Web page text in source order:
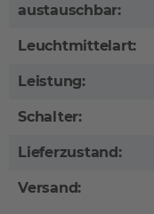
austauschbar:
Leuchtmittelart:
Leistung:
Schalter:
Lieferzustand:
Versand: